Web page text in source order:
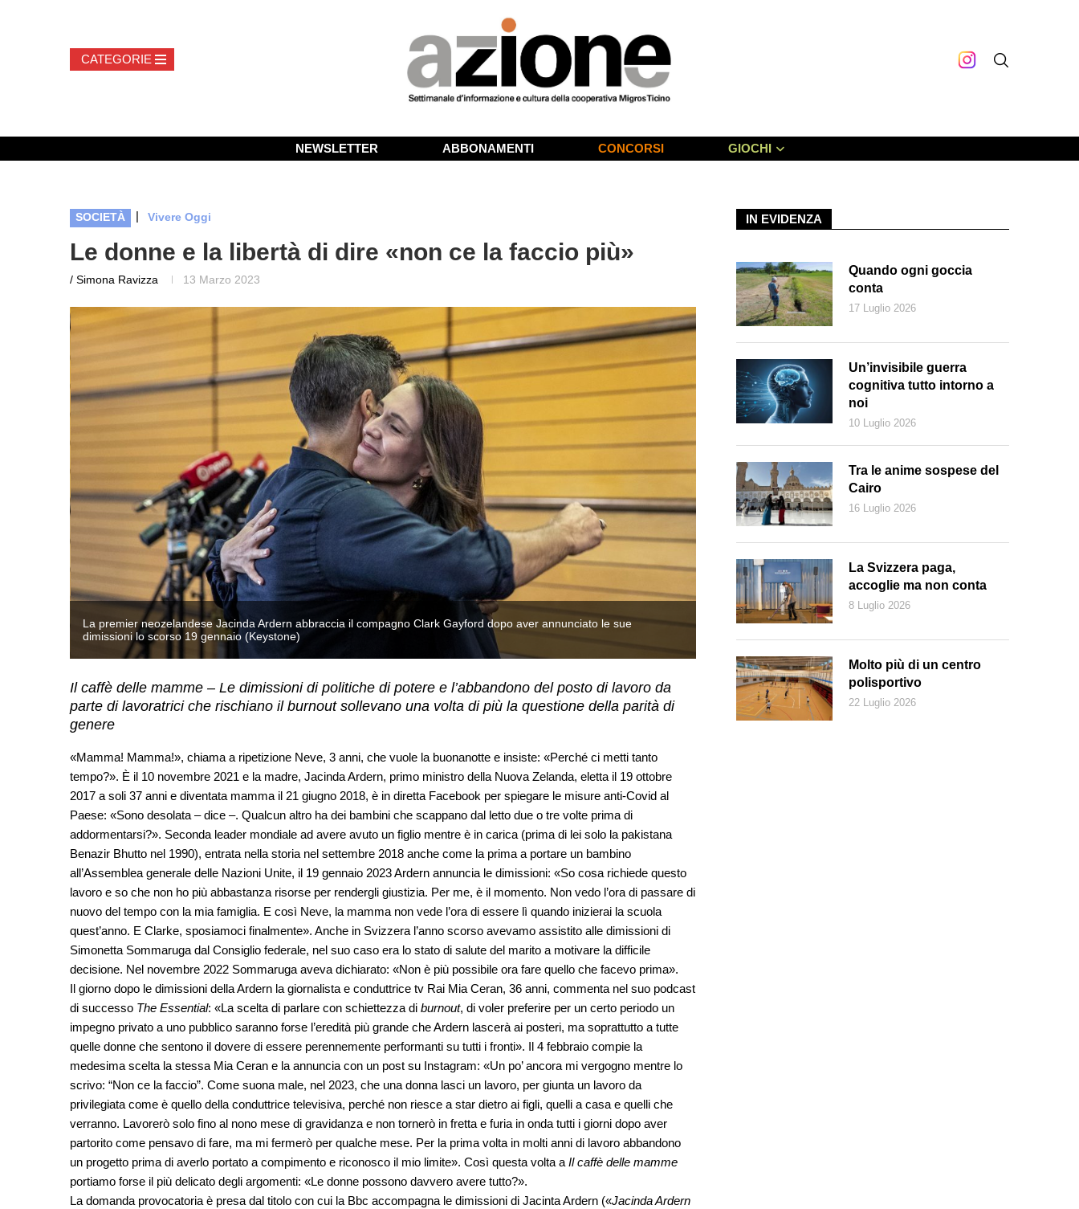
NEWSLETTER ABBONAMENTI CONCORSI GIOCHI
SOCIETÀ | Vivere Oggi
Le donne e la libertà di dire «non ce la faccio più»
/ Simona Ravizza 13 Marzo 2023
La premier neozelandese Jacinda Ardern abbraccia il compagno Clark Gayford dopo aver annunciato le sue
dimissioni lo scorso 19 gennaio (Keystone)
La premier neozelandese Jacinda Ardern abbraccia il compagno Clark
dimissioni lo scorso 19 gennaio (Keystone)
Il caffè delle mamme – Le dimissioni di politiche di potere e l’abbandono del posto di lavoro da
parte di lavoratrici che rischiano il burnout sollevano una volta di più la questione della parità di
genere
«Mamma! Mamma!», chiama a ripetizione Neve, 3 anni, che vuole la buonanotte e insiste: «Perché ci metti tanto
tempo?». È il 10 novembre 2021 e la madre, Jacinda Ardern, primo ministro della Nuova Zelanda, eletta il 19 ottobre
2017 a soli 37 anni e diventata mamma il 21 giugno 2018, è in diretta Facebook per spiegare le misure anti-Covid al
Paese: «Sono desolata – dice –. Qualcun altro ha dei bambini che scappano dal letto due o tre volte prima di
addormentarsi?». Seconda leader mondiale ad avere avuto un figlio mentre è in carica (prima di lei solo la pakistana
Benazir Bhutto nel 1990), entrata nella storia nel settembre 2018 anche come la prima a portare un bambino
all’Assemblea generale delle Nazioni Unite, il 19 gennaio 2023 Ardern annuncia le dimissioni: «So cosa richiede questo
lavoro e so che non ho più abbastanza risorse per rendergli giustizia. Per me, è il momento. Non vedo l’ora di passare di
nuovo del tempo con la mia famiglia. E così Neve, la mamma non vede l’ora di essere lì quando inizierai la scuola
quest’anno. E Clarke, sposiamoci finalmente». Anche in Svizzera l’anno scorso avevamo assistito alle dimissioni di
Simonetta Sommaruga dal Consiglio federale, nel suo caso era lo stato di salute del marito a motivare la difficile
decisione. Nel novembre 2022 Sommaruga aveva dichiarato: «Non è più possibile ora fare quello che facevo prima».
Il giorno dopo le dimissioni della Ardern la giornalista e conduttrice tv Rai Mia Ceran, 36 anni, commenta nel suo podcast
di successo The Essential: «La scelta di parlare con schiettezza di burnout, di voler preferire per un certo periodo un
impegno privato a uno pubblico saranno forse l’eredità più grande che Ardern lascerà ai posteri, ma soprattutto a tutte
quelle donne che sentono il dovere di essere perennemente performanti su tutti i fronti». Il 4 febbraio compie la
medesima scelta la stessa Mia Ceran e la annuncia con un post su Instagram: «Un po’ ancora mi vergogno mentre lo
scrivo: “Non ce la faccio”. Come suona male, nel 2023, che una donna lasci un lavoro, per giunta un lavoro da
privilegiata come è quello della conduttrice televisiva, perché non riesce a star dietro ai figli, quelli a casa e quelli che
verranno. Lavorerò solo fino al nono mese di gravidanza e non tornerò in fretta e furia in onda tutti i giorni dopo aver
partorito come pensavo di fare, ma mi fermerò per qualche mese. Per la prima volta in molti anni di lavoro abbandono
un progetto prima di averlo portato a compimento e riconosco il mio limite». Così questa volta a Il caffè delle mamme
portiamo forse il più delicato degli argomenti: «Le donne possono davvero avere tutto?».
La domanda provocatoria è presa dal titolo con cui la Bbc accompagna le dimissioni di Jacinta Ardern («Jacinda Ardern
IN EVIDENZA
Quando ogni goccia
conta
17 Luglio 2026
Un’invisibile guerra
cognitiva tutto intorno a
noi
10 Luglio 2026
Tra le anime sospese del
Cairo
16 Luglio 2026
La Svizzera paga,
accoglie ma non conta
8 Luglio 2026
Molto più di un centro
polisportivo
22 Luglio 2026